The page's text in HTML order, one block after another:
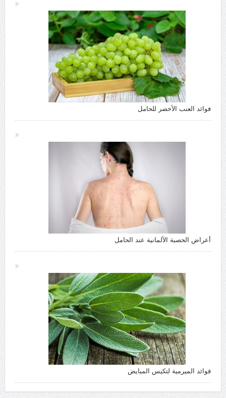
فوائد العنب الأخضر للحامل
أعراض الحصبة الألمانية عند الحامل
فوائد الميرمية لتكيس المبايض